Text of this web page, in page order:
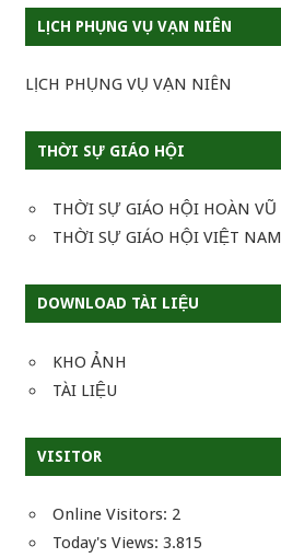
LỊCH PHỤNG VỤ VẠN NIÊN
LỊCH PHỤNG VỤ VẠN NIÊN
THỜI SỰ GIÁO HỘI
THỜI SỰ GIÁO HỘI HOÀN VŨ
THỜI SỰ GIÁO HỘI VIỆT NAM
DOWNLOAD TÀI LIỆU
KHO ẢNH
TÀI LIỆU
VISITOR
Online Visitors: 2
Today's Views: 3.815